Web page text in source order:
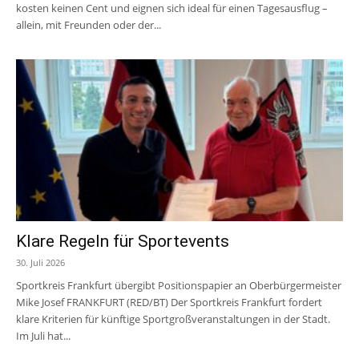
kosten keinen Cent und eignen sich ideal für einen Tagesausflug –
allein, mit Freunden oder der...
Klare Regeln für Sportevents
30. Juli 2026
Sportkreis Frankfurt übergibt Positionspapier an Oberbürgermeister
Mike Josef FRANKFURT (RED/BT) Der Sportkreis Frankfurt fordert
klare Kriterien für künftige Sportgroßveranstaltungen in der Stadt.
Im Juli hat...